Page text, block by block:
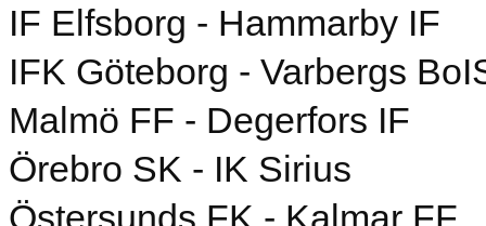
IF Elfsborg - Hammarby IF
IFK Göteborg - Varbergs
Malmö FF - Degerfors IF
Örebro SK - IK Sirius
Östersunds FK - Kalmar FF